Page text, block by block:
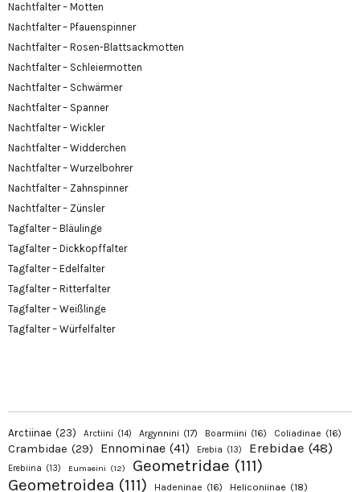
Nachtfalter – Motten
Nachtfalter – Pfauenspinner
Nachtfalter – Rosen-Blattsackmotten
Nachtfalter – Schleiermotten
Nachtfalter – Schwärmer
Nachtfalter – Spanner
Nachtfalter – Wickler
Nachtfalter – Widderchen
Nachtfalter – Wurzelbohrer
Nachtfalter – Zahnspinner
Nachtfalter – Zünsler
Tagfalter – Bläulinge
Tagfalter – Dickkopffalter
Tagfalter – Edelfalter
Tagfalter – Ritterfalter
Tagfalter – Weißlinge
Tagfalter – Würfelfalter
Arctiinae (23) Arctiini (14) Argynnini (17) Boarmiini (16) Coliadinae (16)
Crambidae (29) Ennominae (41) Erebia (13) Erebidae (48)
Erebiina (13) Eumaeini (12) Geometridae (111)
Geometroidea (111) Hadeninae (16) Heliconiinae (18)